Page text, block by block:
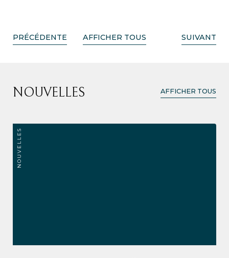
PRÉCÉDENTE AFFICHER TOUS SUIVANT
NOUVELLES AFFICHER TOUS
NOUVELLES